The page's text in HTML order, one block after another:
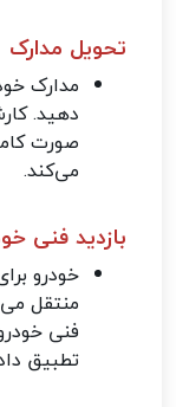
تحویل مدارک
مدارک
دهید.
صورت
می‌کند.
بازدید فنی
خودرو
منتقل
فنی
تطبیق